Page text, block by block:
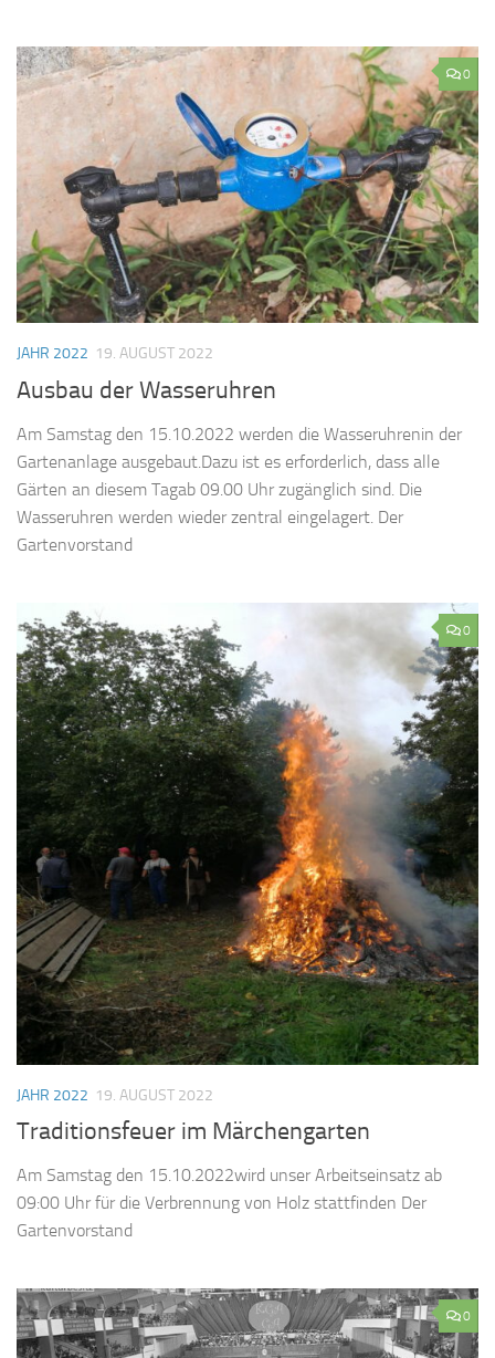
0
JAHR 2022 19. AUGUST 2022
Ausbau der Wasseruhren
Am Samstag den 15.10.2022 werden die Wasseruhrenin der
Gartenanlage ausgebaut.Dazu ist es erforderlich, dass alle
Gärten an diesem Tagab 09.00 Uhr zugänglich sind. Die
Wasseruhren werden wieder zentral eingelagert. Der
Gartenvorstand
0
JAHR 2022 19. AUGUST 2022
Traditionsfeuer im Märchengarten
Am Samstag den 15.10.2022wird unser Arbeitseinsatz ab
09:00 Uhr für die Verbrennung von Holz stattfinden Der
Gartenvorstand
0